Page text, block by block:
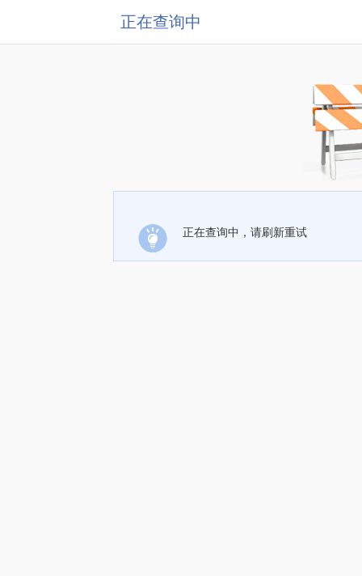
正在查询中
正在查询中，请刷新重试